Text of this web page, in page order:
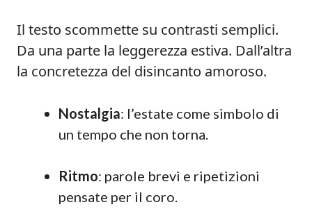
Il testo scommette su contrasti semplici.
Da una parte la leggerezza estiva. Dall’altra
la concretezza del disincanto amoroso.
Nostalgia: l’estate come simbolo di
un tempo che non torna.
Ritmo: parole brevi e ripetizioni
pensate per il coro.